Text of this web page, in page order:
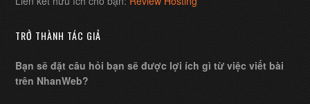
TRỞ THÀNH TÁC GIẢ
Bạn sẽ đặt câu hỏi bạn sẽ được lợi ích gì từ việc viết bài
trên NhanWeb?